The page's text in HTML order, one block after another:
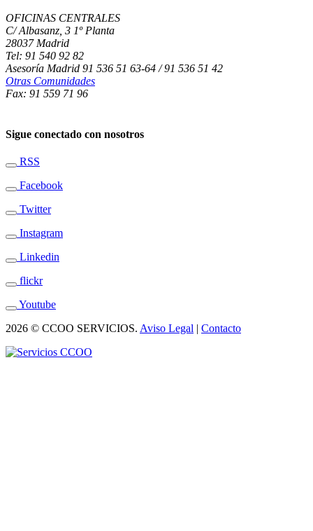
OFICINAS CENTRALES
C/ Albasanz, 3 1º Planta
28037 Madrid
Tel: 91 540 92 82
Asesoría Madrid 91 536 51 63-64 / 91 536 51 42
Otras Comunidades
Fax: 91 559 71 96
Sigue conectado con nosotros
RSS
Facebook
Twitter
Instagram
Linkedin
flickr
Youtube
2026 © CCOO SERVICIOS. Aviso Legal | Contacto